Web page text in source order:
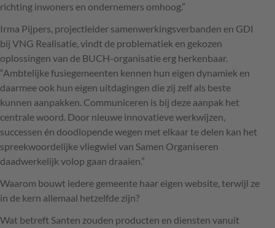
richting inwoners en ondernemers omhoog.”
Irma Pijpers, projectleider samenwerkingsverbanden en GDI
bij VNG Realisatie, vindt de problematiek en gekozen
oplossingen van de BUCH-organisatie erg herkenbaar.
“Ambtelijke fusiegemeenten kennen hun eigen dynamiek en
daarmee ook hun eigen uitdagingen die zij zelf als beste
kunnen aanpakken. Communiceren is bij deze aanpak het
centrale woord. Door nieuwe innovatieve werkwijzen,
successen én doodlopende wegen met elkaar te delen kan het
spreekwoordelijke vliegwiel van Samen Organiseren
daadwerkelijk volop gaan draaien.”
Waarom bouwt iedere gemeente haar eigen website, terwijl ze
in de kern allemaal hetzelfde zijn?
Wat betreft Santen zouden producten en diensten vanuit